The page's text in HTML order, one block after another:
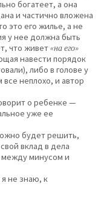
богатеет, а она
и частично вложена
это его жилье, а не
у нее должна быть
что живет«на его»
навести порядок
либо в голове у
неплохо, и автор
о ребенке —
уже ее
будет решить,
вклад в дела
между минусом и
не знаю, к